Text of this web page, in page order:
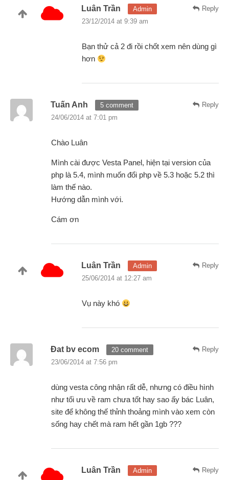
Reply
Luân Trần
Admin
23/12/2014 at 9:39 am
Bạn thử cả 2 đi rồi chốt xem nên dùng gì
hơn
Reply
Tuấn Anh
5 comment
24/06/2014 at 7:01 pm
Chào Luân
Mình cài được Vesta Panel, hiện tại version của
php là 5.4, mình muốn đổi php về 5.3 hoặc 5.2 thì
làm thế nào.
Hướng dẫn mình với.
Cám ơn
Reply
Luân Trần
Admin
25/06/2014 at 12:27 am
Vụ này khó
Reply
Đat bv ecom
20 comment
23/06/2014 at 7:56 pm
dùng vesta công nhận rất dễ, nhưng có điều hình
như tối ưu về ram chưa tốt hay sao ấy bác Luân,
site để không thế thỉnh thoảng mình vào xem còn
sống hay chết mà ram hết gần 1gb ???
Reply
Luân Trần
Admin